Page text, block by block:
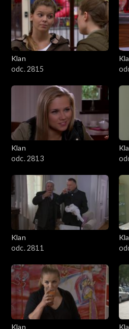
Klan
odc. 2815
Klan
odc. 2813
Klan
odc. 2811
Klan